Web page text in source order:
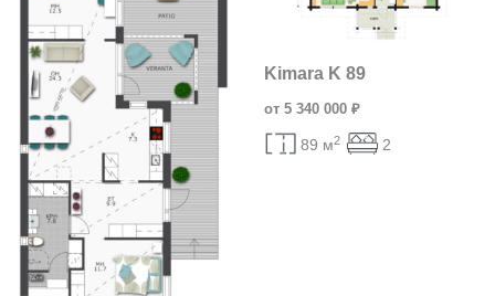
Kimara K 89
от 5 340 000 ₽
89 м2 2